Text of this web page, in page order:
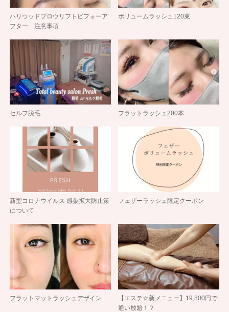
ハリウッドブロウリフトビフォーア
フター 注意事項
ボリュームラッシュ120束
セルフ脱毛 フラットラッシュ200本
新型コロナウイルス 感染拡大防止策
について
フェザーラッシュ限定クーポン
フラットマットラッシュデザイン
【エステ☆新メニュー】19,800円で
通い放題！？